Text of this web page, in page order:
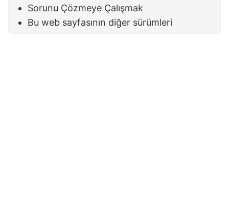
Sorunu Çözmeye Çalışmak
Bu web sayfasının diğer sürümleri